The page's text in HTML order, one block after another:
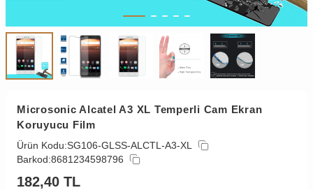
Microsonic Alcatel A3 XL Temperli Cam Ekran
Koruyucu Film
Ürün Kodu:SG106-GLSS-ALCTL-A3-XL
Barkod:8681234598796
182,40 TL